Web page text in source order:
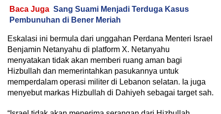
Baca Juga Sang Suami Menjadi Terduga Kasus
Pembunuhan di Bener Meriah
Eskalasi ini bermula dari unggahan Perdana Menteri Israel
Benjamin Netanyahu di platform X. Netanyahu
menyatakan tidak akan memberi ruang aman bagi
Hizbullah dan memerintahkan pasukannya untuk
memperdalam operasi militer di Lebanon selatan. Ia juga
menyebut markas Hizbullah di Dahiyeh sebagai target sah.